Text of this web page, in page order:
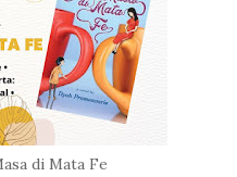
di Mata Fe